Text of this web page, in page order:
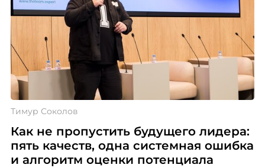
Тимур Соколов
Как не пропустить будущего лидера:
пять качеств, одна системная ошибка
и алгоритм оценки потенциала